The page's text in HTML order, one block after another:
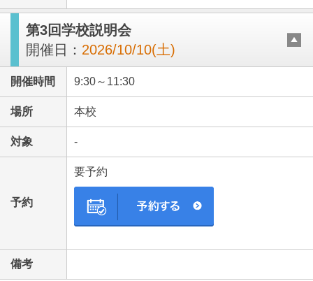
第3回学校説明会
開催日： 2026/10/10(土)
開催時間 9:30～11:30
場所 本校
対象 -
予約
要予約
備考